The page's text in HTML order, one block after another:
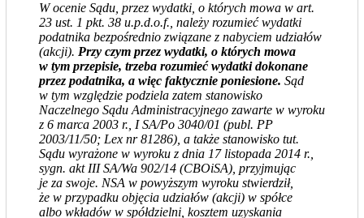
W ocenie Sądu, przez wydatki, o których mowa w art.
23 ust. 1 pkt. 38 u.p.d.o.f., należy rozumieć wydatki
podatnika bezpośrednio związane z nabyciem udziałów
(akcji). Przy czym przez wydatki, o których mowa
w tym przepisie, trzeba rozumieć wydatki dokonane
przez podatnika, a więc faktycznie poniesione. Sąd
w tym względzie podziela zatem stanowisko
Naczelnego Sądu Administracyjnego zawarte w wyroku
z 6 marca 2003 r., I SA/Po 3040/01 (publ. PP
2003/11/50; Lex nr 81286), a także stanowisko tut.
Sądu wyrażone w wyroku z dnia 17 listopada 2014 r.,
sygn. akt III SA/Wa 902/14 (CBOiSA), przyjmując
je za swoje. NSA w powyższym wyroku stwierdził,
że w przypadku objęcia udziałów (akcji) w spółce
albo wkładów w spółdzielni, kosztem uzyskania